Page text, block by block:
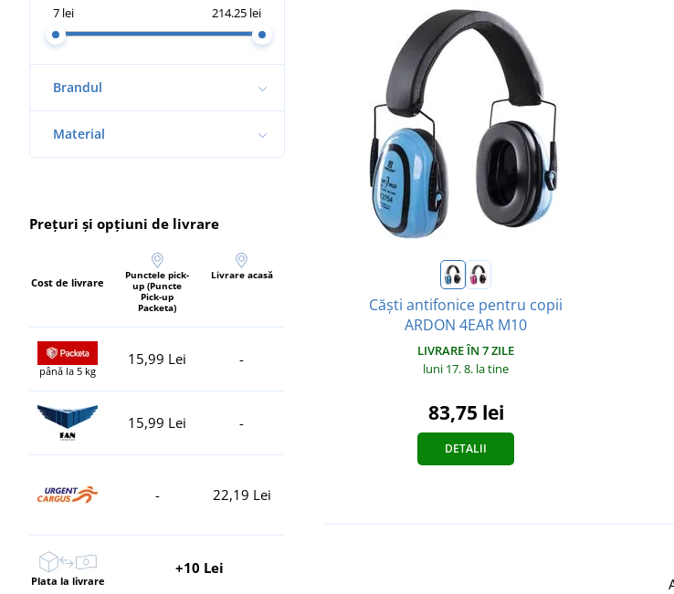
7 lei 214.25 lei
Brandul
Material
Prețuri și opțiuni de livrare
Cost de livrare
Punctele pick-
up (Puncte
Pick-up
Packeta)
Livrare acasă
până la 5 kg
15,99 Lei -
15,99 Lei -
- 22,19 Lei
Plata la livrare
+10 Lei
Căști antifonice pentru copii
ARDON 4EAR M10
LIVRARE ÎN 7 ZILE
luni 17. 8. la tine
83,75 lei
DETALII